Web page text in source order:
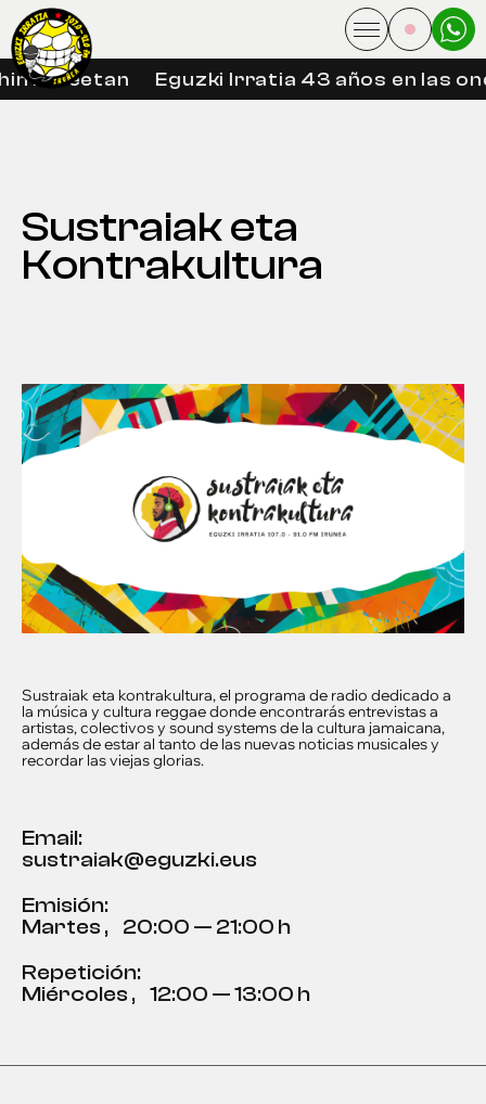
libreetan Eguzki Irratia 43 años en las
Sustraiak eta
Kontrakultura
Sustraiak eta kontrakultura, el programa de radio dedicado a
la música y cultura reggae donde encontrarás entrevistas a
artistas, colectivos y sound systems de la cultura jamaicana,
además de estar al tanto de las nuevas noticias musicales y
recordar las viejas glorias.
Email:
sustraiak@eguzki.eus
Emisión:
Martes ,
20:00 — 21:00 h
Repetición:
Miércoles , 12:00 — 13:00 h